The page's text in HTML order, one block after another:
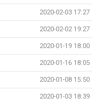
2020-02-03 17:27
2020-02-02 19:27
2020-01-19 18:00
2020-01-16 18:05
2020-01-08 15:50
2020-01-03 18:39